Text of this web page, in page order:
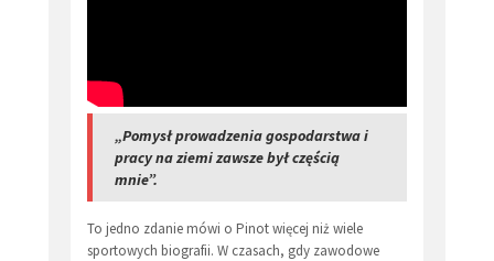
„Pomysł prowadzenia gospodarstwa i
pracy na ziemi zawsze był częścią
mnie”.
To jedno zdanie mówi o Pinot więcej niż wiele
sportowych biografii. W czasach, gdy zawodowe